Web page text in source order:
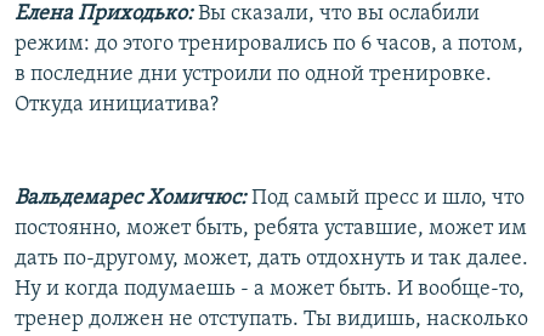
Елена Приходько:Вы сказали, что вы ослабили
режим: до этого тренировались по 6 часов, а потом,
в последние дни устроили по одной тренировке.
Откуда инициатива?
Вальдемарес Хомичюс:Под самый пресс и шло, что
постоянно, может быть, ребята уставшие, может им
дать по-другому, может, дать отдохнуть и так далее.
Ну и когда подумаешь - а может быть. И вообще-то,
тренер должен не отступать. Ты видишь, насколько